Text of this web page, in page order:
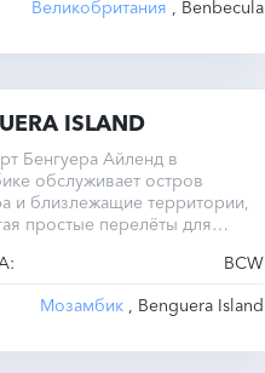
Великобритания , Benbecula
ISLAND
Бенгуера Айленд в
обслуживает остров
и близлежащие территории,
простые перелёты для
BCW
Мозамбик , Benguera Island